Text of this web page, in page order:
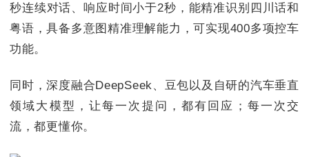
秒连续对话、响应时间小于2秒，能精准识别四川话和
粤语，具备多意图精准理解能力，可实现400多项控车
功能。
同时，深度融合DeepSeek、豆包以及自研的汽车垂直
领域大模型，让每一次提问，都有回应；每一次交
流，都更懂你。